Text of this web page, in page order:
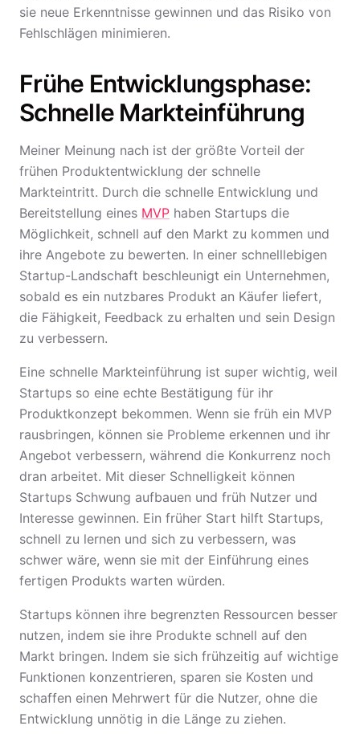
sie neue Erkenntnisse gewinnen und das Risiko von
Fehlschlägen minimieren.
Frühe Entwicklungsphase:
Schnelle Markteinführung
Meiner Meinung nach ist der größte Vorteil der
frühen Produktentwicklung der schnelle
Markteintritt. Durch die schnelle Entwicklung und
Bereitstellung eines MVP haben Startups die
Möglichkeit, schnell auf den Markt zu kommen und
ihre Angebote zu bewerten. In einer schnelllebigen
Startup-Landschaft beschleunigt ein Unternehmen,
sobald es ein nutzbares Produkt an Käufer liefert,
die Fähigkeit, Feedback zu erhalten und sein Design
zu verbessern.
Eine schnelle Markteinführung ist super wichtig, weil
Startups so eine echte Bestätigung für ihr
Produktkonzept bekommen. Wenn sie früh ein MVP
rausbringen, können sie Probleme erkennen und ihr
Angebot verbessern, während die Konkurrenz noch
dran arbeitet. Mit dieser Schnelligkeit können
Startups Schwung aufbauen und früh Nutzer und
Interesse gewinnen. Ein früher Start hilft Startups,
schnell zu lernen und sich zu verbessern, was
schwer wäre, wenn sie mit der Einführung eines
fertigen Produkts warten würden.
Startups können ihre begrenzten Ressourcen besser
nutzen, indem sie ihre Produkte schnell auf den
Markt bringen. Indem sie sich frühzeitig auf wichtige
Funktionen konzentrieren, sparen sie Kosten und
schaffen einen Mehrwert für die Nutzer, ohne die
Entwicklung unnötig in die Länge zu ziehen.